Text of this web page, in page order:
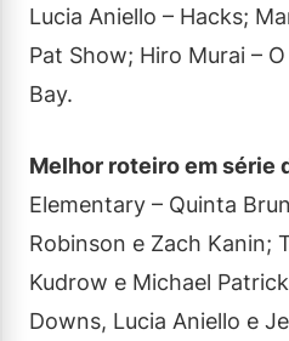
Lucia Aniello – Hacks;
Pat Show; Hiro Murai –
Bay.
Melhor roteiro em série
Elementary – Quinta
Robinson e Zach Kanin;
Kudrow e Michael
Downs, Lucia Aniello e